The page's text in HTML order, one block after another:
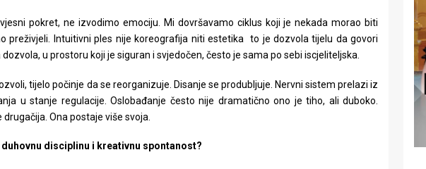
pokret, ne izvodimo emociju. Mi dovršavamo ciklus koji je nekada morao biti
preživjeli. Intuitivni ples nije koreografija niti estetika to je dozvola tijelu da govori
u prostoru koji je siguran i svjedočen, često je sama po sebi iscjeliteljska.
tijelo počinje da se reorganizuje. Disanje se produbljuje. Nervni sistem prelazi iz
u stanje regulacije. Oslobađanje često nije dramatično ono je tiho, ali duboko.
Ona postaje više svoja.
duhovnu disciplinu i kreativnu spontanost?